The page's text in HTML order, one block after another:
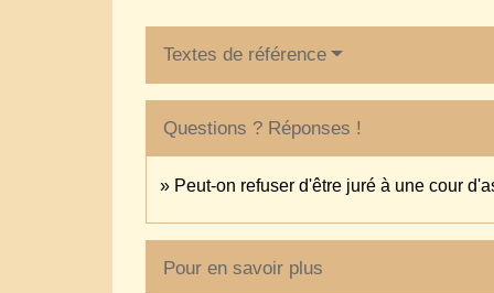
Textes de référence
Questions ? Réponses !
Peut-on refuser d'être juré à une cour
Pour en savoir plus